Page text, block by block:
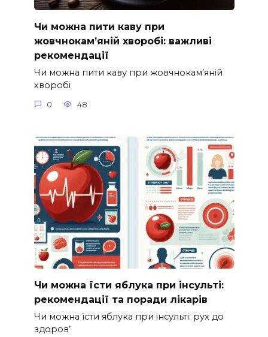
Чи можна пити каву при
жовчнокам’яній хворобі: важливі
рекомендації
Чи можна пити каву при жовчнокам’яній
хворобі
0 48
Чи можна їсти яблука при інсульті:
рекомендації та поради лікарів
Чи можна їсти яблука при інсульті: рух до
здоров’